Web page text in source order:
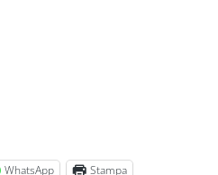
WhatsApp Stampa